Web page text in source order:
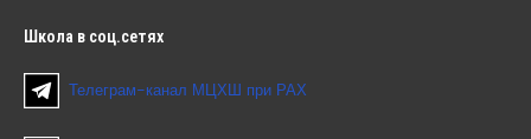
Школа в соц.сетях
Телеграм-канал МЦХШ при РАХ